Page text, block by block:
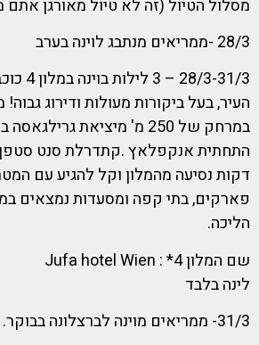
מסלול הטיול (זה לא טיול מאורגן אתם
28/3 -ממריאים מנתבג לוינה בערב
28/3-
העיר, בעל ביקורות מעולות ודירוג
במרחק של 250 מ' מיציאת
התחתית אנקפלאץ .קתדרלת סנט סטפן
דקות נסיעה מהמלון וקל להגיע עם
הליכה.
שם המלון 4* : Jufa hotel Wien
לינה בלבד
31/3- ממריאים מוינה לברצלונה בבוקר.